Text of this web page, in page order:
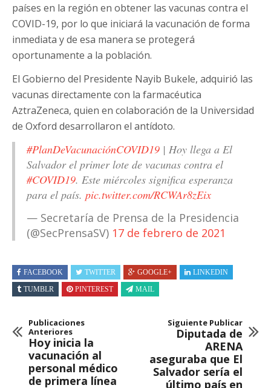
países en la región en obtener las vacunas contra el
COVID-19, por lo que iniciará la vacunación de forma
inmediata y de esa manera se protegerá
oportunamente a la población.
El Gobierno del Presidente Nayib Bukele, adquirió las
vacunas directamente con la farmacéutica
AztraZeneca, quien en colaboración de la Universidad
de Oxford desarrollaron el antídoto.
#PlanDeVacunaciónCOVID19 | Hoy llega a El
Salvador el primer lote de vacunas contra el
#COVID19. Este miércoles significa esperanza
para el país. pic.twitter.com/RCWAr8zEix
— Secretaría de Prensa de la Presidencia
(@SecPrensaSV) 17 de febrero de 2021
FACEBOOK TWITTER GOOGLE+
LINKEDIN
TUMBLR
PINTEREST MAIL
Publicaciones
Anteriores
Hoy inicia la
vacunación al
personal médico
de primera línea
Siguiente Publicar
Diputada de
ARENA
aseguraba que El
Salvador sería el
último país en